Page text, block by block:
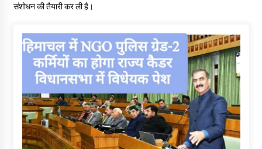
08/08/2026
हिमाचल सरकार मछुआरों को नावों और मछली पकड़ने के उपकरणों पर डे रही
70 से 90% तक सब्सिडी
08/08/2026
संशोधन की तैयारी कर ली है।